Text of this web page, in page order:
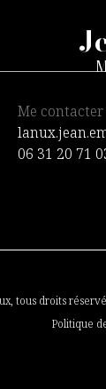
Me contacter
06 31 20 71
, tous droits
Politique